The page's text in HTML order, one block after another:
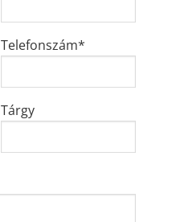
Telefonszám*
Tárgy